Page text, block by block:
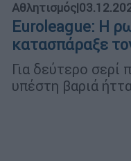
Αθλητισμός|
Euroleague: Η
κατασπάραξε
Για δεύτερο σερί
υπέστη βαριά